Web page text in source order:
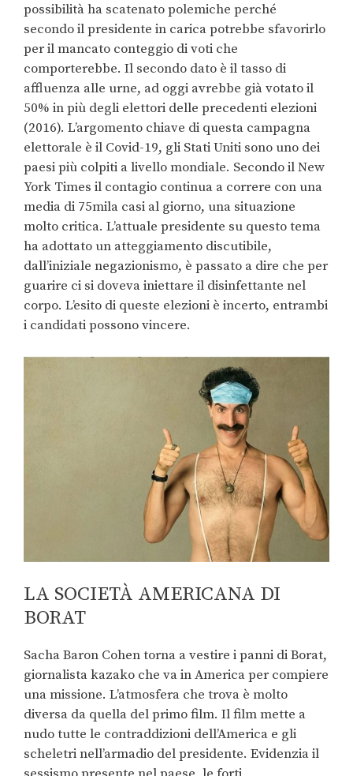
possibilità ha scatenato polemiche perché
secondo il presidente in carica potrebbe sfavorirlo
per il mancato conteggio di voti che
comporterebbe. Il secondo dato è il tasso di
affluenza alle urne, ad oggi avrebbe già votato il
50% in più degli elettori delle precedenti elezioni
(2016). L’argomento chiave di questa campagna
elettorale è il Covid-19, gli Stati Uniti sono uno dei
paesi più colpiti a livello mondiale. Secondo il New
York Times il contagio continua a correre con una
media di 75mila casi al giorno, una situazione
molto critica. L’attuale presidente su questo tema
ha adottato un atteggiamento discutibile,
dall’iniziale negazionismo, è passato a dire che per
guarire ci si doveva iniettare il disinfettante nel
corpo. L’esito di queste elezioni è incerto, entrambi
i candidati possono vincere.
LA SOCIETÀ AMERICANA DI
BORAT
Sacha Baron Cohen torna a vestire i panni di Borat,
giornalista kazako che va in America per compiere
una missione. L’atmosfera che trova è molto
diversa da quella del primo film. Il film mette a
nudo tutte le contraddizioni dell’America e gli
scheletri nell’armadio del presidente. Evidenzia il